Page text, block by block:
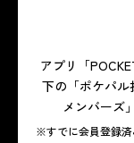
アプリ「
下の「ポケパル
メンバーズ
※すでに会員登録済